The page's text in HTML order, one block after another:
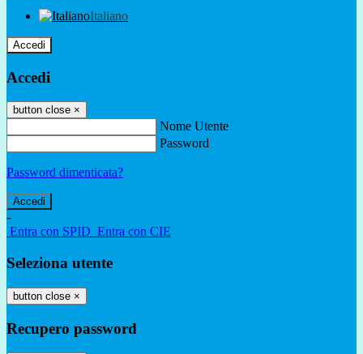
Italiano
Accedi
Accedi
button close ×
Nome Utente
Password
Password dimenticata?
-
Entra con SPID Entra con CIE
Seleziona utente
button close ×
Recupero password